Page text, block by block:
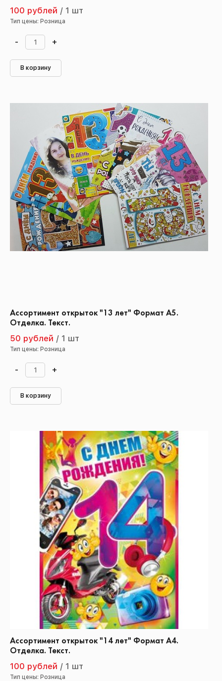
100 рублей / 1 шт
Тип цены: Розница
- +
В корзину
Ассортимент открыток "13 лет" Формат А5.
Отделка. Текст.
50 рублей / 1 шт
Тип цены: Розница
- +
В корзину
Ассортимент открыток "14 лет" Формат А4.
Отделка. Текст.
100 рублей / 1 шт
Тип цены: Розница